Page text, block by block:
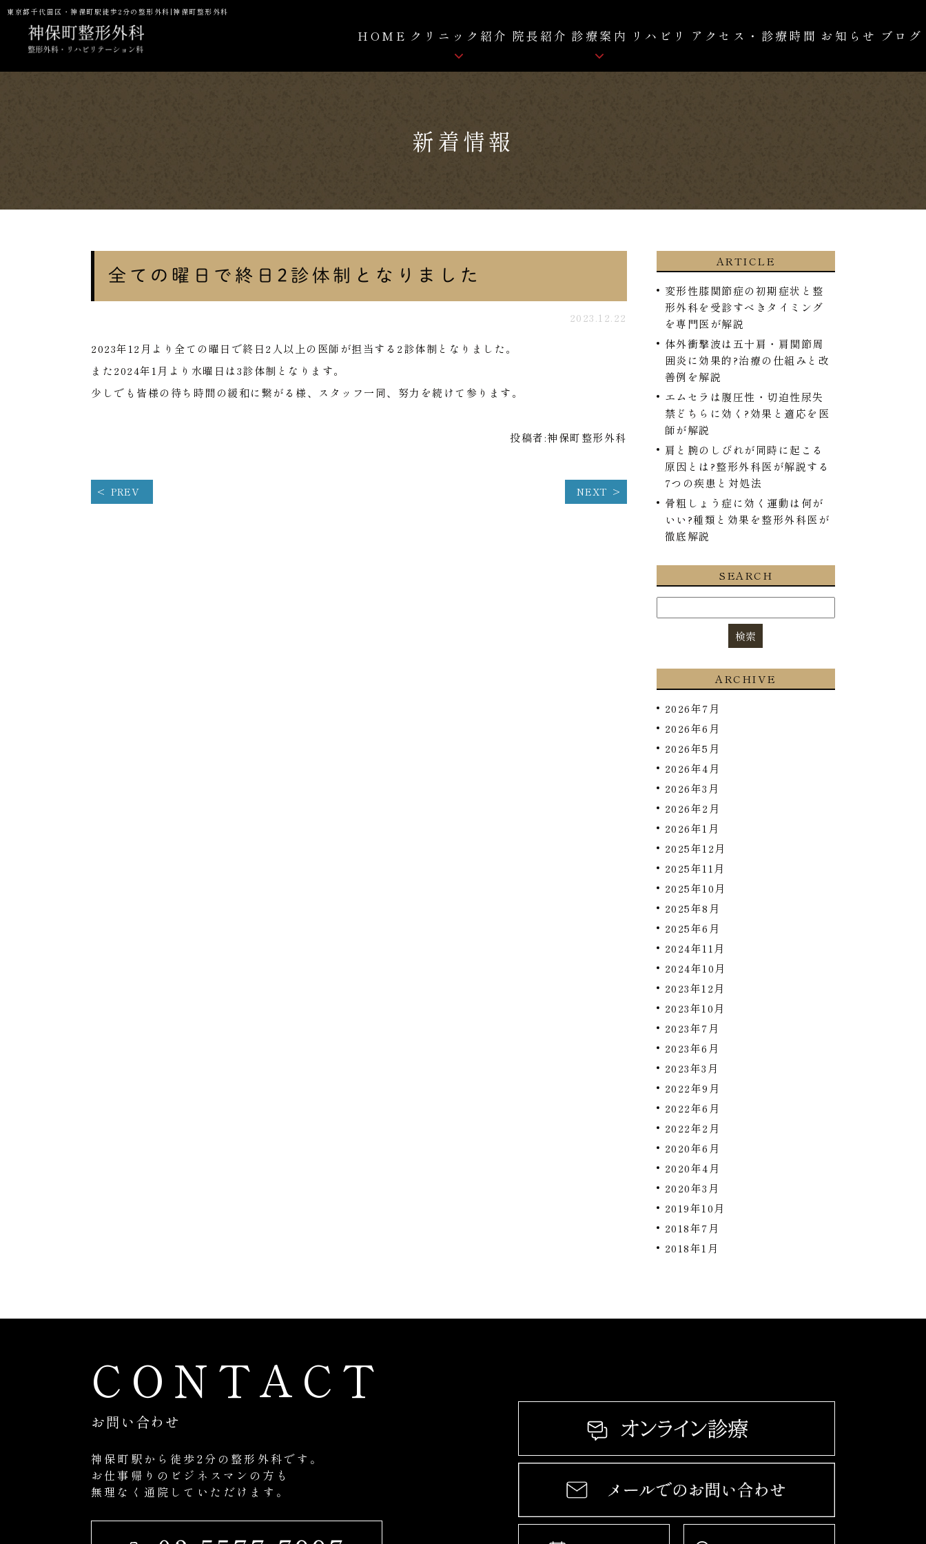
東京都千代田区・神保町駅徒歩2分の整形外科|神保町整形外科
HOME クリニック紹介
院内紹介
院長紹介 診療案内
ロコモティブシンドローム
自費リハビリ 拡散型圧力波治療
リハビリ アクセス・診療時間 お知らせ ブログ
新着情報
全ての曜日で終日2診体制となりました
2023.12.22
2023年12月より全ての曜日で終日2人以上の医師が担当する2診体制となりました。
また2024年1月より水曜日は3診体制となります。
少しでも皆様の待ち時間の緩和に繋がる様、スタッフ一同、努力を続けて参ります。
投稿者:神保町整形外科
PREV NEXT
ARTICLE
変形性膝関節症の初期症状と整
形外科を受診すべきタイミング
を専門医が解説
体外衝撃波は五十肩・肩関節周
囲炎に効果的?治療の仕組みと改
善例を解説
エムセラは腹圧性・切迫性尿失
禁どちらに効く?効果と適応を医
師が解説
肩と腕のしびれが同時に起こる
原因とは?整形外科医が解説する
7つの疾患と対処法
骨粗しょう症に効く運動は何が
いい?種類と効果を整形外科医が
徹底解説
SEARCH
ARCHIVE
2026年7月
2026年6月
2026年5月
2026年4月
2026年3月
2026年2月
2026年1月
2025年12月
2025年11月
2025年10月
2025年8月
2025年6月
2024年11月
2024年10月
2023年12月
2023年10月
2023年7月
2023年6月
2023年3月
2022年9月
2022年6月
2022年2月
2020年6月
2020年4月
2020年3月
2019年10月
2018年7月
2018年1月
CONTACT
お問い合わせ
神保町駅から徒歩2分の整形外科です。
お仕事帰りのビジネスマンの方も
無理なく通院していただけます。